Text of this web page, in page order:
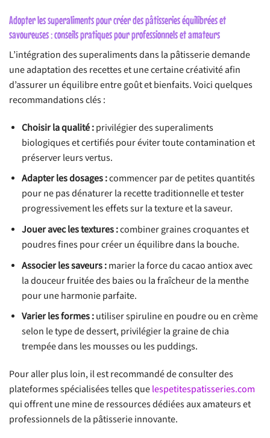
Adopter les superaliments pour créer des pâtisseries équilibrées et
savoureuses : conseils pratiques pour professionnels et amateurs
L’intégration des superaliments dans la pâtisserie demande
une adaptation des recettes et une certaine créativité afin
d’assurer un équilibre entre goût et bienfaits. Voici quelques
recommandations clés :
Choisir la qualité :privilégier des superaliments
biologiques et certifiés pour éviter toute contamination et
préserver leurs vertus.
Adapter les dosages :commencer par de petites quantités
pour ne pas dénaturer la recette traditionnelle et tester
progressivement les effets sur la texture et la saveur.
Jouer avec les textures :combiner graines croquantes et
poudres fines pour créer un équilibre dans la bouche.
Associer les saveurs :marier la force du cacao antiox avec
la douceur fruitée des baies ou la fraîcheur de la menthe
pour une harmonie parfaite.
Varier les formes :utiliser spiruline en poudre ou en crème
selon le type de dessert, privilégier la graine de chia
trempée dans les mousses ou les puddings.
Pour aller plus loin, il est recommandé de consulter des
plateformes spécialisées telles quelespetitespatisseries.com
qui offrent une mine de ressources dédiées aux amateurs et
professionnels de la pâtisserie innovante.